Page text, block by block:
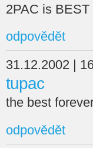
2PAC is
odpovědět
31.12.2002 |
tupac
the best
odpovědět